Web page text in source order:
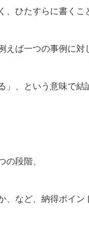
、ひたすらに書く
えば一つの事例に対
」、という意味で
段階、
など、納得ポイン